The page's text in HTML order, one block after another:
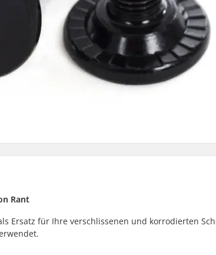
Rant
Ersatz für Ihre verschlissenen und korrodierten